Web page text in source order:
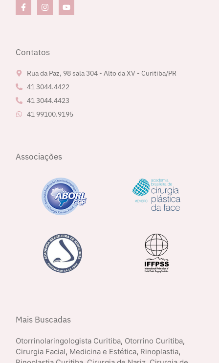
Contatos
Rua da Paz, 98 sala 304 - Alto da XV - Curitiba/PR
41 3044.4422
41 3044.4423
41 99100.9195
Associações
Mais Buscadas
Otorrinolaringologista Curitiba, Otorrino Curitiba,
Cirurgia Facial, Medicina e Estética, Rinoplastia,